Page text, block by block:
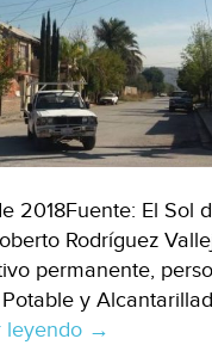
2018Fuente: El Sol
Rodríguez
permanente,
y
leyendo Ciudad
→